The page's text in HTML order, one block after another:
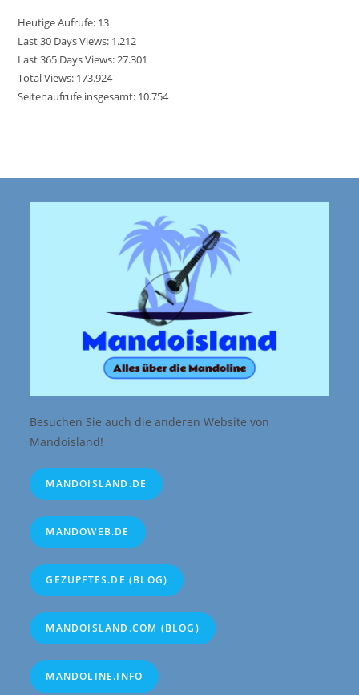
Heutige Aufrufe: 13
Last 30 Days Views: 1.212
Last 365 Days Views:27.301
Total Views: 173.924
Seitenaufrufe insgesamt: 10.754
Besuchen Sie auch die anderen Website von
Mandoisland!
MANDOISLAND.DE
MANDOWEB.DE
GEZUPFTES.DE (BLOG)
MANDOISLAND.COM (BLOG)
MANDOLINE.INFO